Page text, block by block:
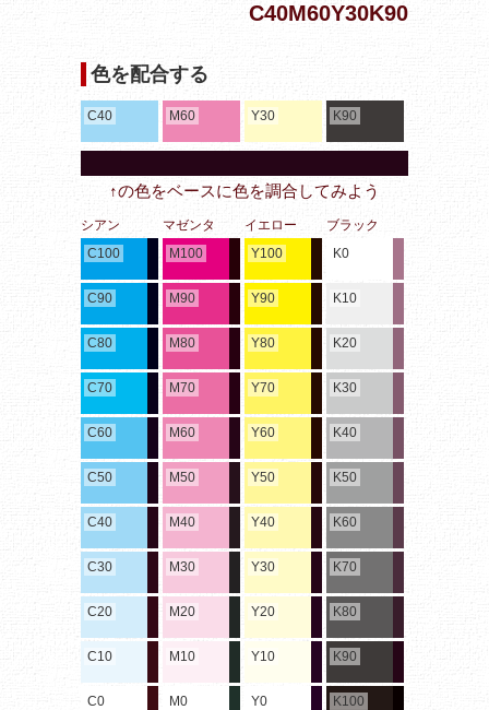
C40M60Y30K90
色を配合する
C40 M60 Y30 K90
↑の色をベースに色を調合してみよう
シアン
C100
C90
C80
C70
C60
C50
C40
C30
C20
C10
C0
マゼンタ
M100
M90
M80
M70
M60
M50
M40
M30
M20
M10
M0
イエロー
Y100
Y90
Y80
Y70
Y60
Y50
Y40
Y30
Y20
Y10
Y0
ブラック
K0
K10
K20
K30
K40
K50
K60
K70
K80
K90
K100